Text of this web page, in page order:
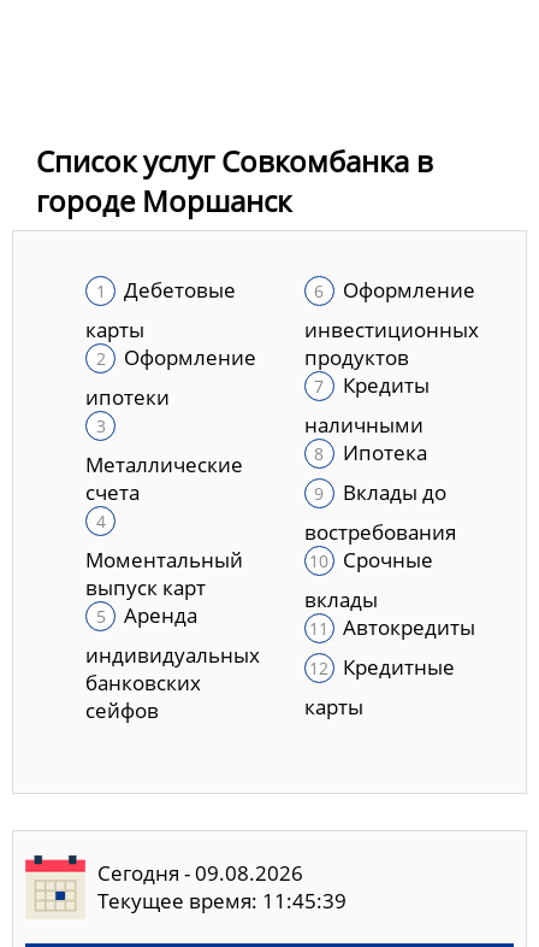
Список услуг Совкомбанка в
городе Моршанск
Дебетовые
карты
Оформление
ипотеки
Металлические
счета
Моментальный
выпуск карт
Аренда
индивидуальных
банковских
сейфов
Оформление
инвестиционных
продуктов
Кредиты
наличными
Ипотека
Вклады до
востребования
Срочные
вклады
Автокредиты
Кредитные
карты
Сегодня - 09.08.2026
Текущее время: 11:45:40